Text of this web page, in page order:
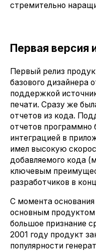
стремительно
Первая версия
Первый релиз
базового дизайнера
поддержкой
печати. Сразу же
отчетов из кода.
отчетов программно
интеграцией в
имел высокую
добавляемого кода
ключевым
разработчиков в
С момента
основным продуктом
большое признание
2001 году продукт
популярности